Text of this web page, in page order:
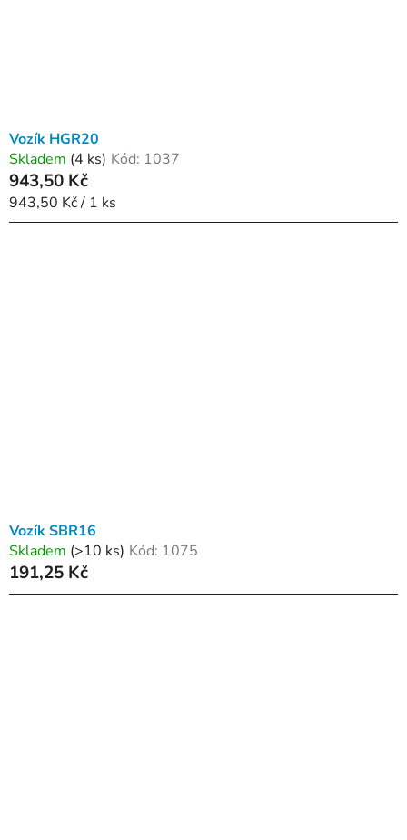
Vozík HGR20
Skladem (4 ks) Kód: 1037
943,50 Kč
Měrná
cena:
943,50 Kč / 1 ks
Vozík SBR16
Skladem (>10 ks) Kód: 1075
191,25 Kč